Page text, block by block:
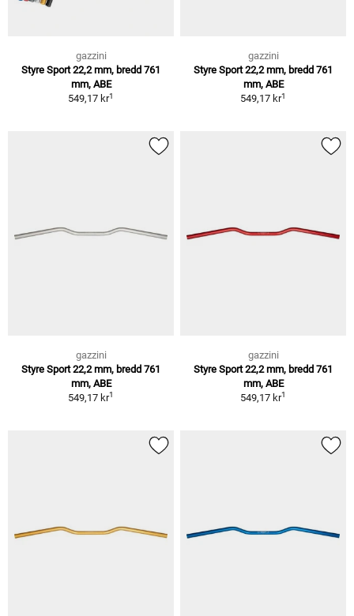
gazzini
Styre Sport 22,2 mm, bredd 761
mm, ABE
549,17 kr1
gazzini
Styre Sport 22,2 mm, bredd 761
mm, ABE
549,17 kr1
gazzini
Styre Sport 22,2 mm, bredd 761
mm, ABE
549,17 kr1
gazzini
Styre Sport 22,2 mm, bredd 761
mm, ABE
549,17 kr1